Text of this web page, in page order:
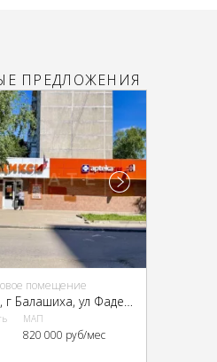
ПРЕДЛОЖЕНИЯ
помещение
Московская обл, г Балашиха, ул Фадеева, д 11
МАП
820 000 руб/мес